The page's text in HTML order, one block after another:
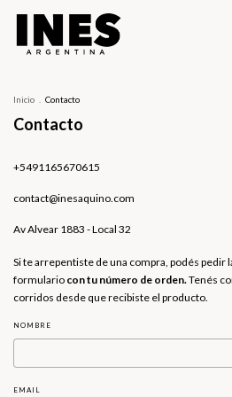
Inicio Contacto
Contacto
+5491165670615
contact@inesaquino.com
Av Alvear 1883 - Local 32
Si te arrepentiste de una compra, podés pedir
formulario con tu número de orden.Tenés
corridos desde que recibiste el producto.
NOMBRE
EMAIL